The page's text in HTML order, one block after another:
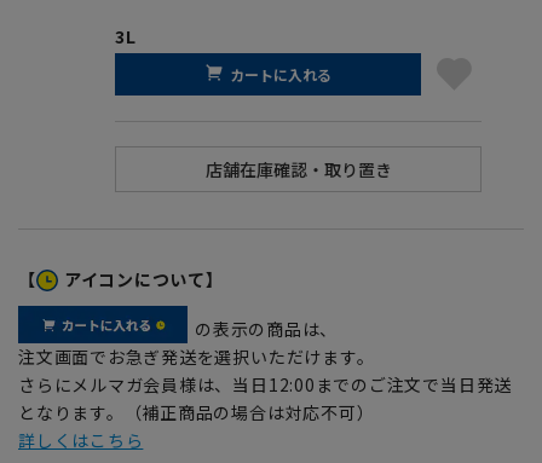
3L
カートに入れる
【 アイコンについて】
の表示の商品は、
注文画面でお急ぎ発送を選択いただけます。
さらにメルマガ会員様は、当日12:00までのご注文で当日発送
となります。（補正商品の場合は対応不可）
詳しくはこちら